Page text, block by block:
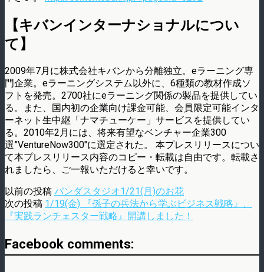
【キバンインターナショナルについ
て】
2009年7月に株式会社キバンから分離独立。eラーニング専
門企業。eラーニングシステム以外に、6種類の教材作成ソ
フトを発売。2700社にeラーニング関係の製品を提供してい
る。また、国内初の企業向け課金可能、会員限定可能インタ
ーネット生中継「ナマチューケー」サービスを提供してい
る。2010年2月には、将来有望なベンチャー企業300
選”VentureNow300″に選定された。 本プレスリリースについ
て本プレスリリース内容のコピー・転載は自由です。転載さ
れましたら、ご一報いただけると幸いです。
以前の投稿 パンダスタジオ1/21(月)のお花
次の投稿 1/19(金) 『孫子の兵法から学ぶビジネス戦略』、
『実践ランチェスター戦略』開講しました！
Facebook comments: